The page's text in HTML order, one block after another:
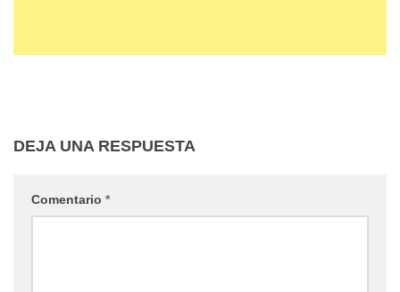
DEJA UNA RESPUESTA
Comentario *